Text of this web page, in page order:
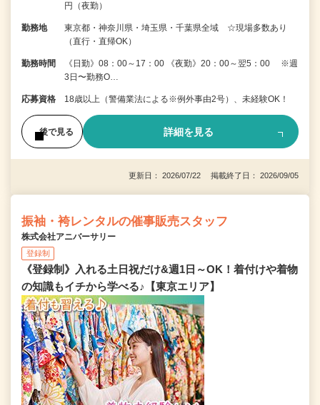
円（夜勤）
勤務地
東京都・神奈川県・埼玉県・千葉県全域 ☆現場多数あり
（直行・直帰OK）
勤務時間
《日勤》08：00～17：00 《夜勤》20：00～翌5：00 ※週
3日〜勤務O…
応募資格 18歳以上（警備業法による※例外事由2号）、未経験OK！
後で見る 詳細を見る
更新日： 2026/07/22 掲載終了日： 2026/09/05
振袖・袴レンタルの催事販売スタッフ
株式会社アニバーサリー
登録制
《登録制》入れる土日祝だけ&週1日～OK！着付けや着物
の知識もイチから学べる♪【東京エリア】